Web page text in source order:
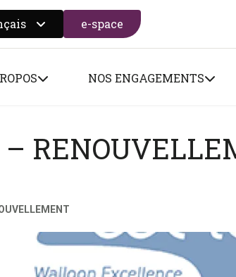
form e-space
NOS ENGAGEMENTS
–